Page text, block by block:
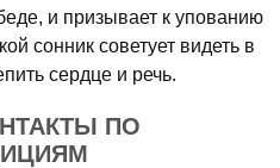
и призывает к упованию
сонник советует видеть в
сердце и речь.
ПО